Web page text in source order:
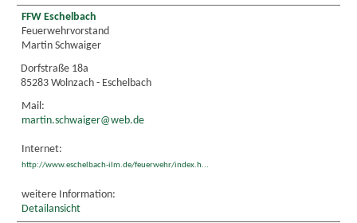
FFW Eschelbach
Feuerwehrvorstand
Martin Schwaiger
Dorfstraße 18a
85283 Wolnzach - Eschelbach
Mail:
martin.schwaiger@web.de
Internet:
http://www.eschelbach-ilm.de/feuerwehr/index.h...
weitere Information:
Detailansicht